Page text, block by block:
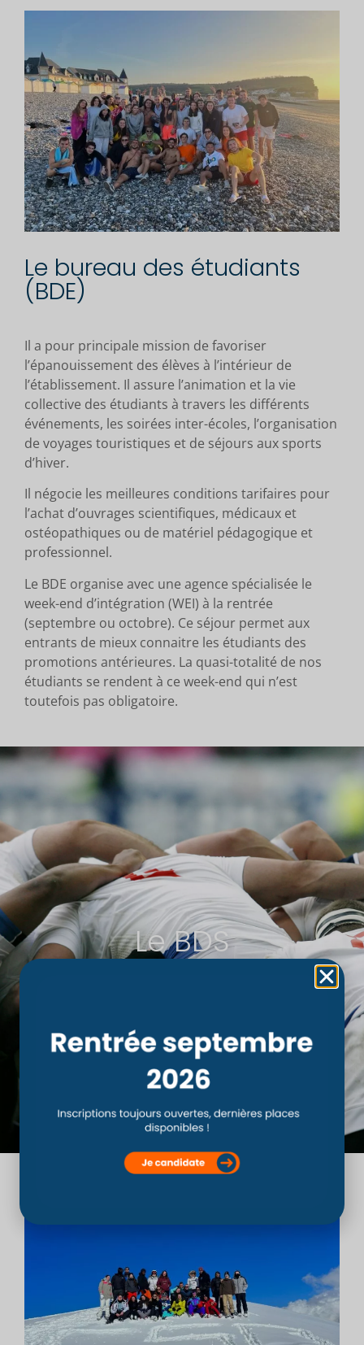
Le bureau des étudiants
(BDE)
Il a pour principale mission de favoriser
l’épanouissement des élèves à l’intérieur de
l’établissement. Il assure l’animation et la vie
collective des étudiants à travers les différents
événements, les soirées inter-écoles, l’organisation
de voyages touristiques et de séjours aux sports
d’hiver.
Il négocie les meilleures conditions tarifaires pour
l’achat d’ouvrages scientifiques, médicaux et
ostéopathiques ou de matériel pédagogique et
professionnel.
Le BDE organise avec une agence spécialisée le
week-end d’intégration (WEI) à la rentrée
(septembre ou octobre). Ce séjour permet aux
entrants de mieux connaitre les étudiants des
promotions antérieures. La quasi-totalité de nos
étudiants se rendent à ce week-end qui n’est
toutefois pas obligatoire.
Le BDS